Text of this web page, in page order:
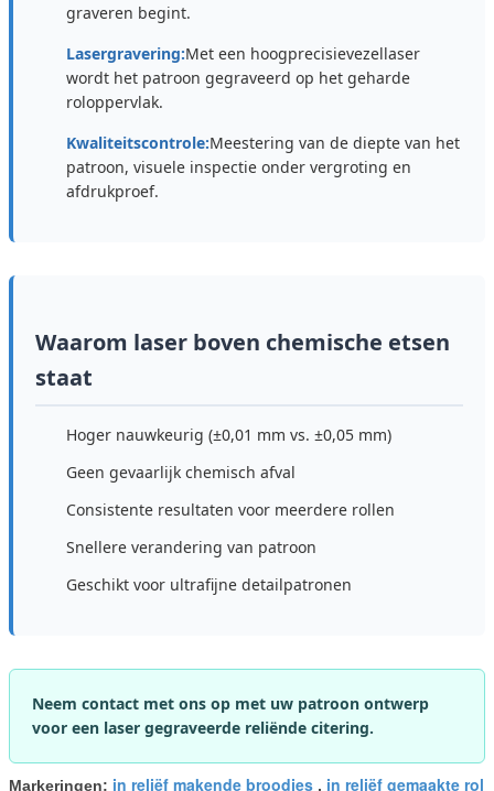
graveren begint.
Lasergravering:Met een hoogprecisievezellaser
wordt het patroon gegraveerd op het geharde
roloppervlak.
Kwaliteitscontrole:Meestering van de diepte van het
patroon, visuele inspectie onder vergroting en
afdrukproef.
Waarom laser boven chemische etsen
staat
Hoger nauwkeurig (±0,01 mm vs. ±0,05 mm)
Geen gevaarlijk chemisch afval
Consistente resultaten voor meerdere rollen
Snellere verandering van patroon
Geschikt voor ultrafijne detailpatronen
Neem contact met ons op met uw patroon ontwerp
voor een laser gegraveerde reliënde citering.
Markeringen: in reliëf makende broodjes , in reliëf gemaakte rol